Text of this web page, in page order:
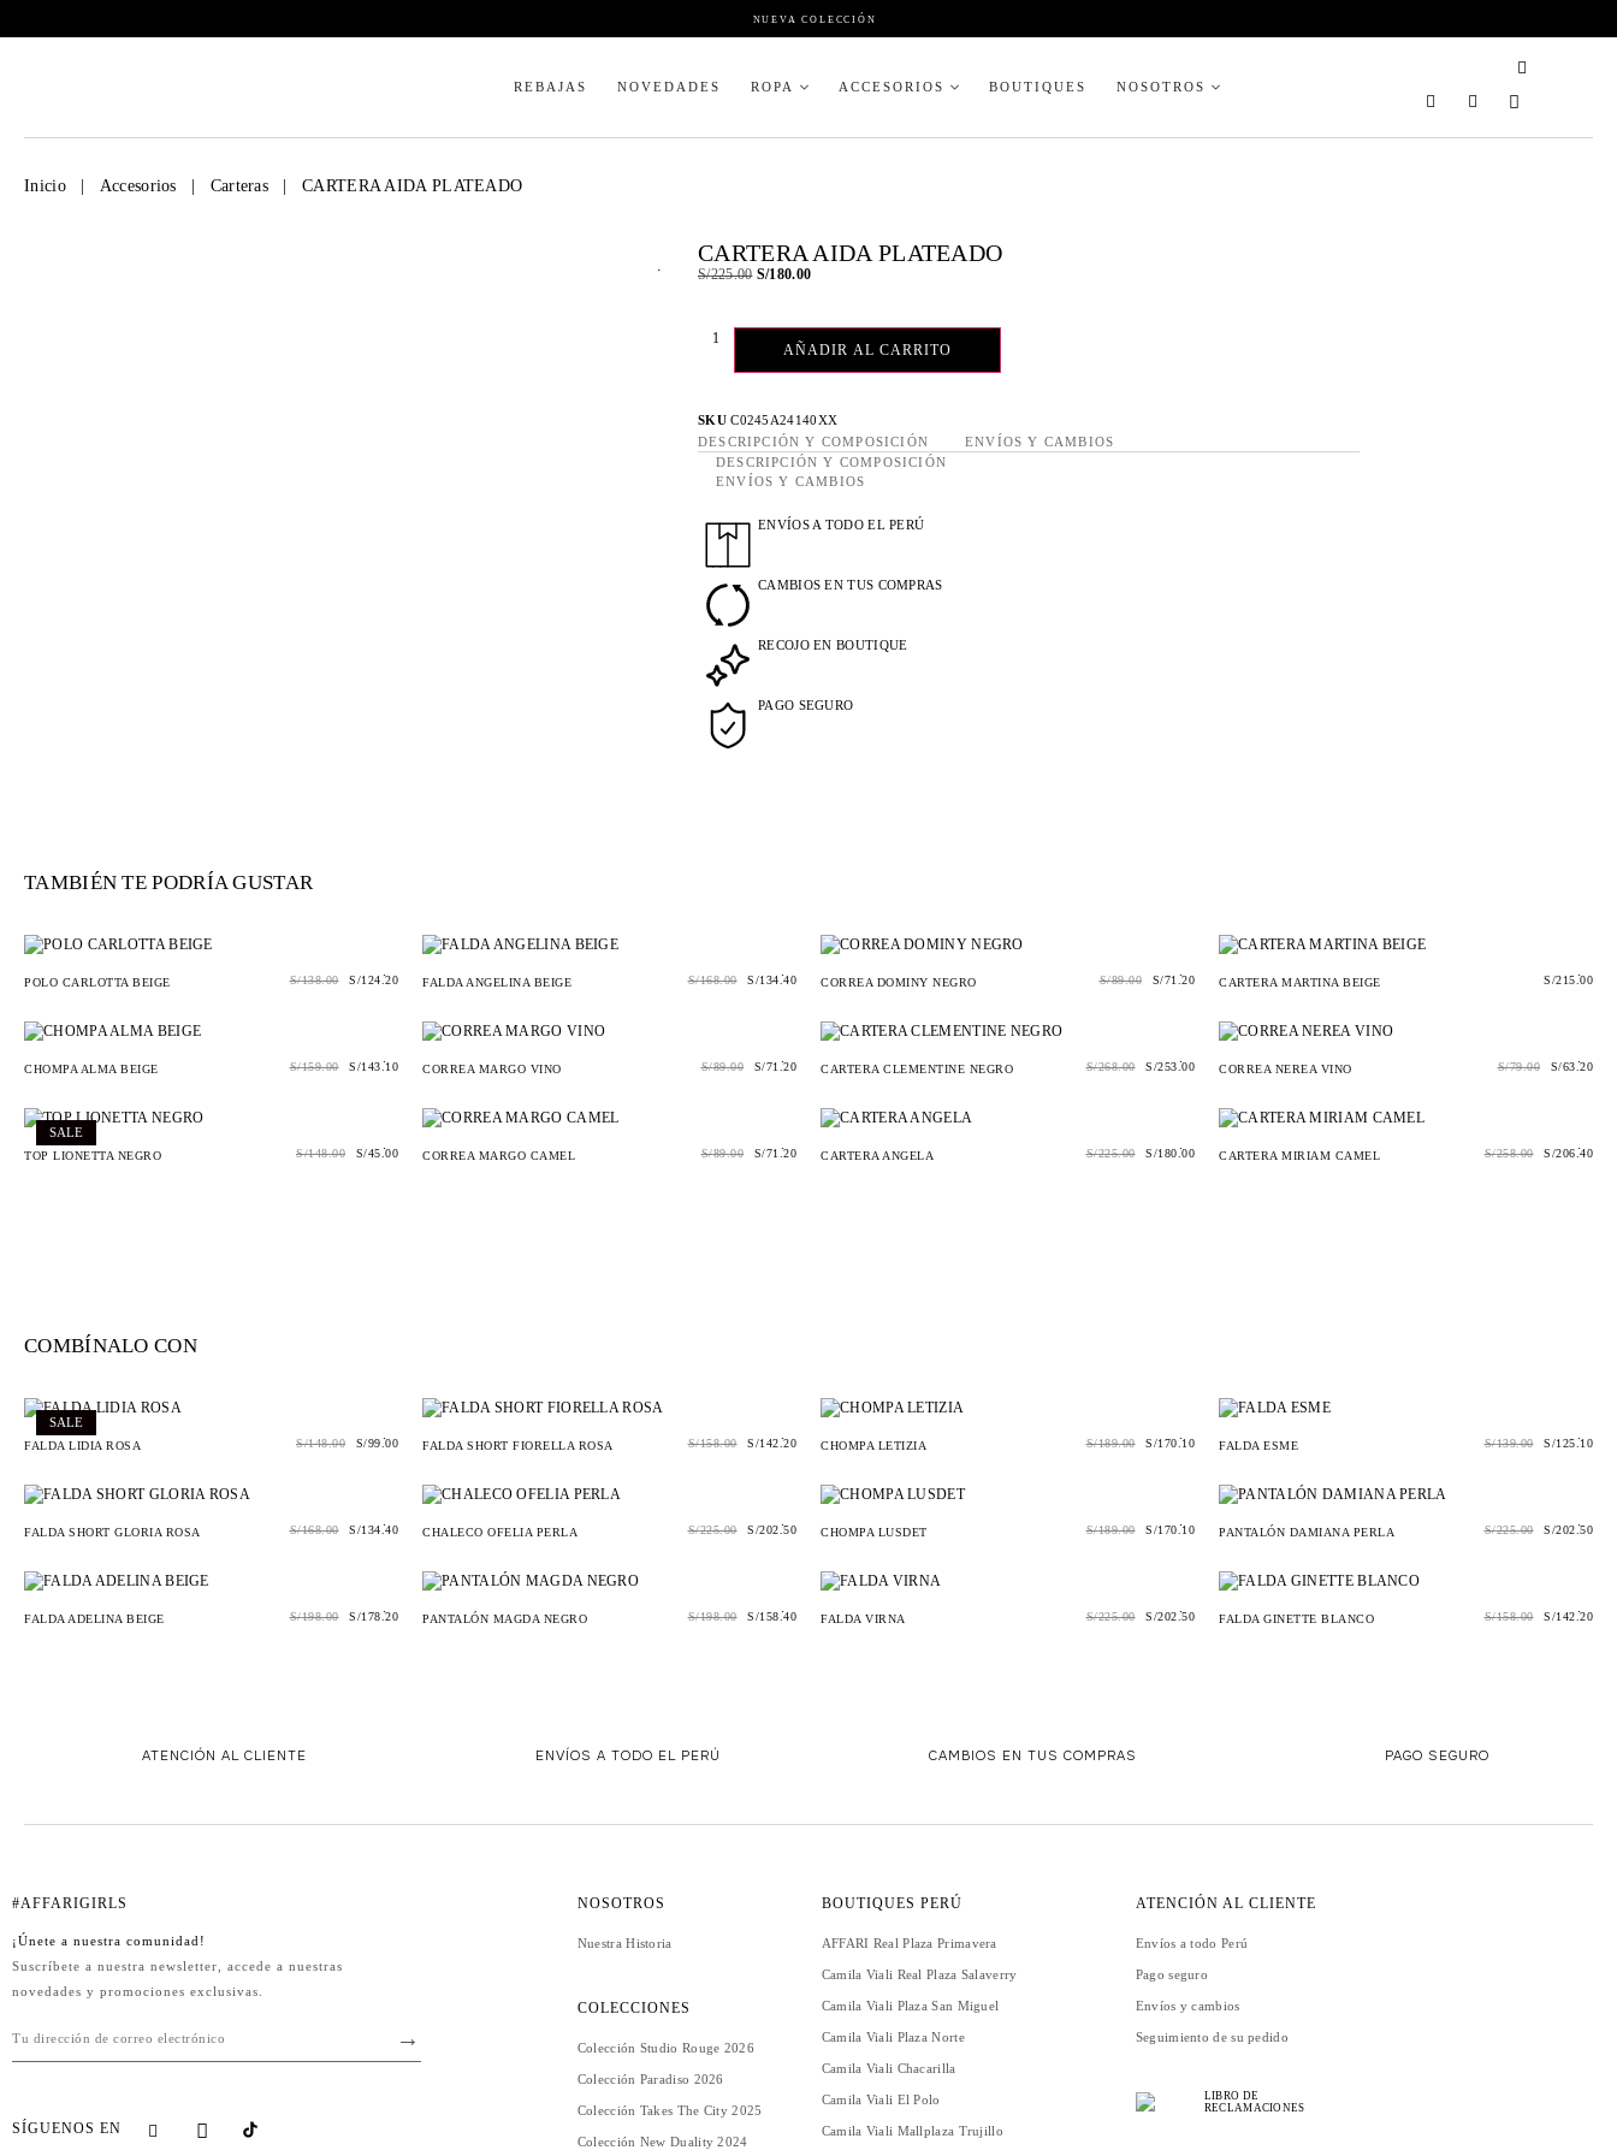
NUEVA COLECCIÓN
REBAJAS NOVEDADES ROPA ACCESORIOS BOUTIQUES NOSOTROS
Inicio Accesorios Carteras CARTERA AIDA PLATEADO
. CARTERA AIDA PLATEADO
S/225.00 S/180.00
AÑADIR AL CARRITO
SKUC0245A24140XX
DESCRIPCIÓN Y COMPOSICIÓN
ENVÍOS Y CAMBIOS
DESCRIPCIÓN Y COMPOSICIÓN
ENVÍOS Y CAMBIOS
ENVÍOS A TODO EL PERÚ
CAMBIOS EN TUS COMPRAS
RECOJO EN BOUTIQUE
PAGO SEGURO
TAMBIÉN TE PODRÍA GUSTAR
POLO CARLOTTA BEIGE S/138.00 S/124.20 FALDA ANGELINA BEIGE S/168.00 S/134.40 CORREA DOMINY NEGRO S/89.00 S/71.20 CARTERA MARTINA BEIGE S/215.00
CHOMPA ALMA BEIGE S/159.00 S/143.10 CORREA MARGO VINO S/89.00 S/71.20 CARTERA CLEMENTINE NEGRO S/268.00 S/253.00 CORREA NEREA VINO S/79.00 S/63.20
SALE
TOP LIONETTA NEGRO S/148.00 S/45.00 CORREA MARGO CAMEL S/89.00 S/71.20 CARTERA ANGELA S/225.00 S/180.00 CARTERA MIRIAM CAMEL S/258.00 S/206.40
COMBÍNALO CON
SALE
FALDA LIDIA ROSA S/148.00 S/99.00 FALDA SHORT FIORELLA ROSA S/158.00 S/142.20 CHOMPA LETIZIA S/189.00 S/170.10 FALDA ESME S/139.00 S/125.10
FALDA SHORT GLORIA ROSA S/168.00 S/134.40 CHALECO OFELIA PERLA S/225.00 S/202.50 CHOMPA LUSDET S/189.00 S/170.10 PANTALÓN DAMIANA PERLA S/225.00 S/202.50
FALDA ADELINA BEIGE S/198.00 S/178.20 PANTALÓN MAGDA NEGRO S/198.00 S/158.40 FALDA VIRNA S/225.00 S/202.50 FALDA GINETTE BLANCO S/158.00 S/142.20
ATENCIÓN AL CLIENTE ENVÍOS A TODO EL PERÚ CAMBIOS EN TUS COMPRAS PAGO SEGURO
#AFFARIGIRLS
¡Únete a nuestra comunidad!
Suscríbete a nuestra newsletter, accede a nuestras
novedades y promociones exclusivas.
SÍGUENOS EN
NOSOTROS
Nuestra Historia
COLECCIONES
Colección Studio Rouge 2026
Colección Paradiso 2026
Colección Takes The City 2025
Colección New Duality 2024
BOUTIQUES PERÚ
AFFARI Real Plaza Primavera
Camila Viali Real Plaza Salaverry
Camila Viali Plaza San Miguel
Camila Viali Plaza Norte
Camila Viali Chacarilla
Camila Viali El Polo
Camila Viali Mallplaza Trujillo
ATENCIÓN AL CLIENTE
Envíos a todo Perú
Pago seguro
Envíos y cambios
Seguimiento de su pedido
LIBRO DE
RECLAMACIONES